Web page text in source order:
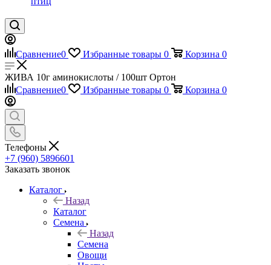
Сравнение0 Избранные товары 0 Корзина 0
ЖИВА 10г аминокислоты / 100шт Ортон
Сравнение0 Избранные товары 0 Корзина 0
Телефоны
+7 (960) 5896601
Заказать звонок
Каталог
Назад
Каталог
Семена
Назад
Семена
Овощи